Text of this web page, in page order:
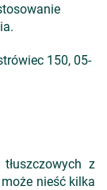
150, 05-
z
nieść kilka